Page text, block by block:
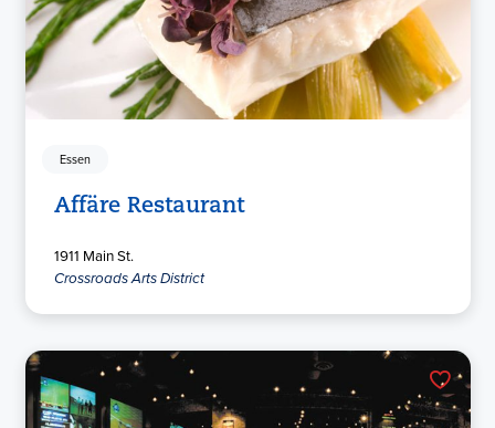
Essen
Affäre Restaurant
1911 Main St.
Crossroads Arts District